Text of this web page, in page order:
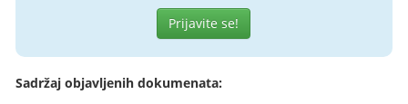
Prijavite se!
Sadržaj objavljenih dokumenata: